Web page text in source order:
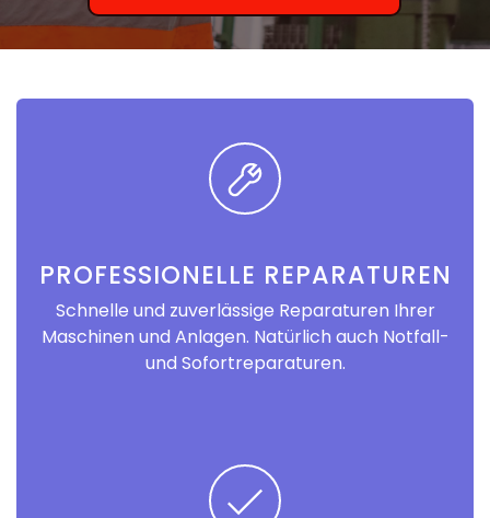
PROFESSIONELLE REPARATUREN
Schnelle und zuverlässige Reparaturen Ihrer
Maschinen und Anlagen. Natürlich auch Notfall-
und Sofortreparaturen.